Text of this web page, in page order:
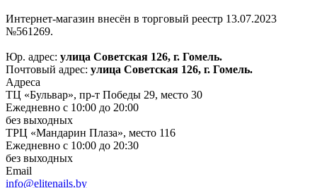
Интернет-магазин внесён в торговый реестр 13.07.2023
№561269.
Юр. адрес: улица Советская 126, г. Гомель.
Почтовый адрес: улица Советская 126, г. Гомель.
Адреса
ТЦ «Бульвар», пр-т Победы 29, место 30
Ежедневно с 10:00 до 20:00
без выходных
ТРЦ «Мандарин Плаза», место 116
Ежедневно с 10:00 до 20:30
без выходных
Email
info@elitenails.by